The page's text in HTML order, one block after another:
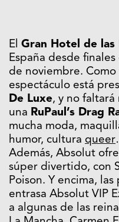
El Gran Hotel de las
España desde
de noviembre. Como
espectáculo está
De Luxe, y no faltará
una RuPaul’s Drag
mucha moda,
humor, cultura queer
Además, Absolut
súper divertido, con
Poison. Y encima,
entrasa Absolut VIP
a algunas de las